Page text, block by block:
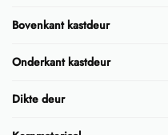
Bovenkant kastdeur
Onderkant kastdeur
Dikte deur